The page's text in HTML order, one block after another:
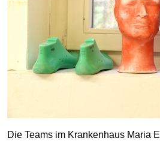
Die Teams im Krankenhaus Maria